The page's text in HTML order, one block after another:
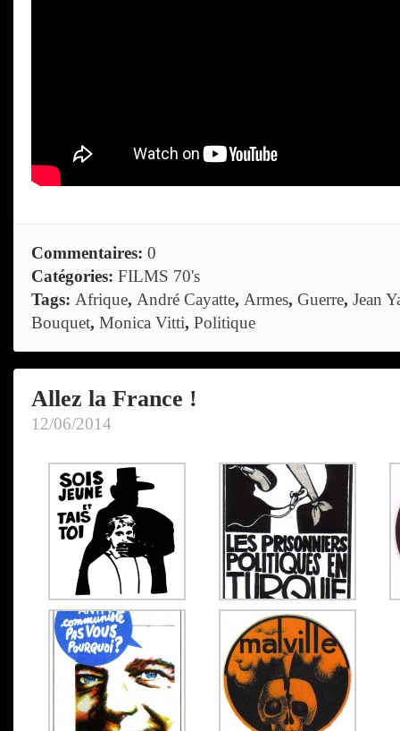
Commentaires: 0
Catégories: FILMS 70's
Tags: Afrique, André Cayatte, Armes, Guerre, Jean
Bouquet, Monica Vitti, Politique
Allez la France !
12/06/2014